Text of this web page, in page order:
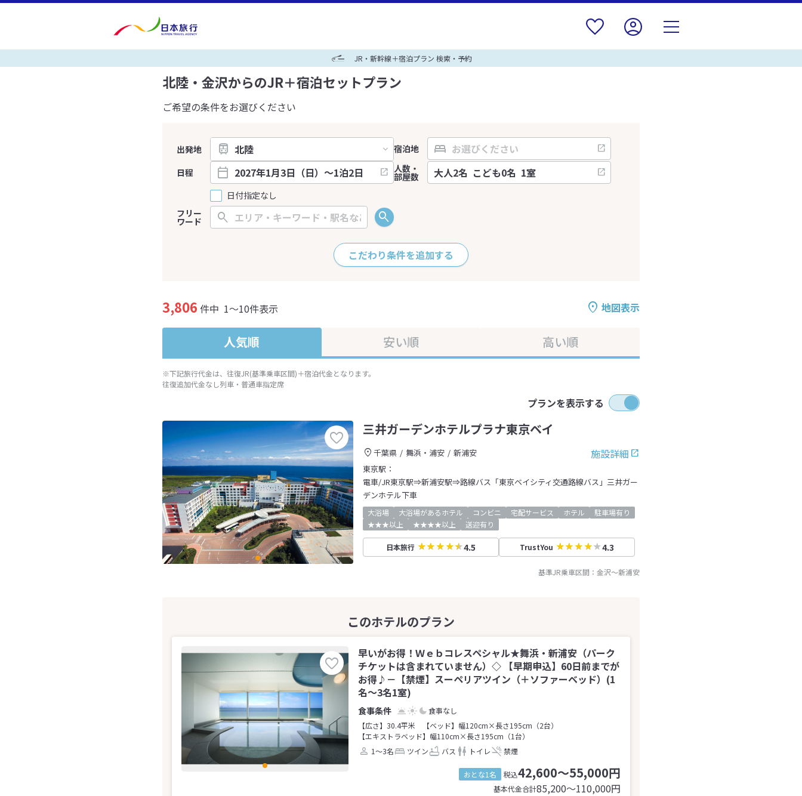
JR・新幹線＋宿泊プラン 検索・予約
北陸・金沢からのJR＋宿泊セットプラン
ご希望の条件をお選びください
出発地
宿泊地
日程
日付指定なし
人数・
部屋数
フリー
ワード
こだわり条件を追加する
地図表示
3,806 件中 1～10件表示
人気順 安い順 高い順
※下記旅行代金は、往復JR(基準乗車区間)＋宿泊代金となります。
往復追加代金なし列車・普通車指定席
プランを表示する
三井ガーデンホテルプラナ東京ベイ
施設詳細
千葉県 舞浜・浦安
新浦安
東京駅：
電車/JR東京駅⇒新浦安駅⇒路線バス「東京ベイシティ交通路線バス」三井ガー
デンホテル下車
大浴場 大浴場があるホテル コンビニ 宅配サービス ホテル
駐車場有り
★★★以上
★★★★以上 送迎有り
日本旅行 4.5 TrustYou 4.3
基準JR乗車区間： 金沢～新浦安
早いがお得！Ｗｅｂコレスペシャル★舞浜・新浦安（パーク
チケットは含まれていません）◇ 【早期申込】60日前までが
お得♪－【禁煙】スーペリアツイン（＋ソファーベッド）(1
名～3名1室)
食事なし
【広さ】30.4平米
【ベッド】幅120cm×長さ195cm（2台）
【エキストラベッド】幅110cm×長さ195cm（1台）
1～3名
ツイン バス トイレ 禁煙
おとな1名 税込42,600～55,000円
基本代金合計85,200〜110,000円